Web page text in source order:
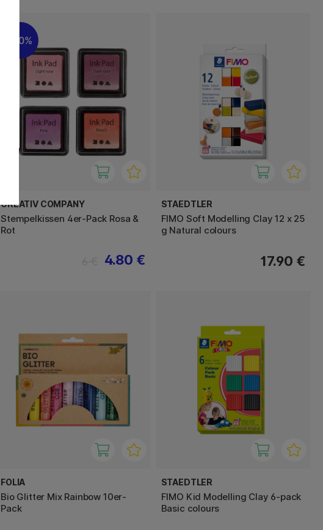
20%
CREATIV COMPANY
Stempelkissen 4er-Pack Rosa &
Rot
4.80 €
STAEDTLER
FIMO Soft Modelling Clay 12 x 25
g Natural colours
17.90 €
FOLIA
Bio Glitter Mix Rainbow 10er-
Pack
STAEDTLER
FIMO Kid Modelling Clay 6-pack
Basic colours